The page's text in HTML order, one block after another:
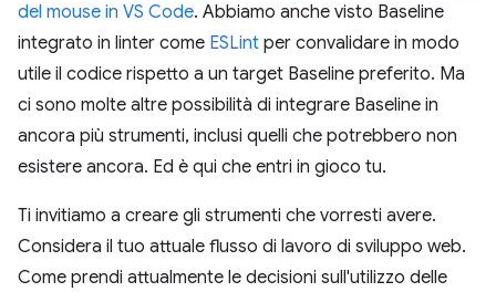
del mouse in VS Code. Abbiamo anche visto Baseline
integrato in linter come ESLint per convalidare in modo
utile il codice rispetto a un target Baseline preferito. Ma
ci sono molte altre possibilità di integrare Baseline in
ancora più strumenti, inclusi quelli che potrebbero non
esistere ancora. Ed è qui che entri in gioco tu.
Ti invitiamo a creare gli strumenti che vorresti avere.
Considera il tuo attuale flusso di lavoro di sviluppo web.
Come prendi attualmente le decisioni sull'utilizzo delle